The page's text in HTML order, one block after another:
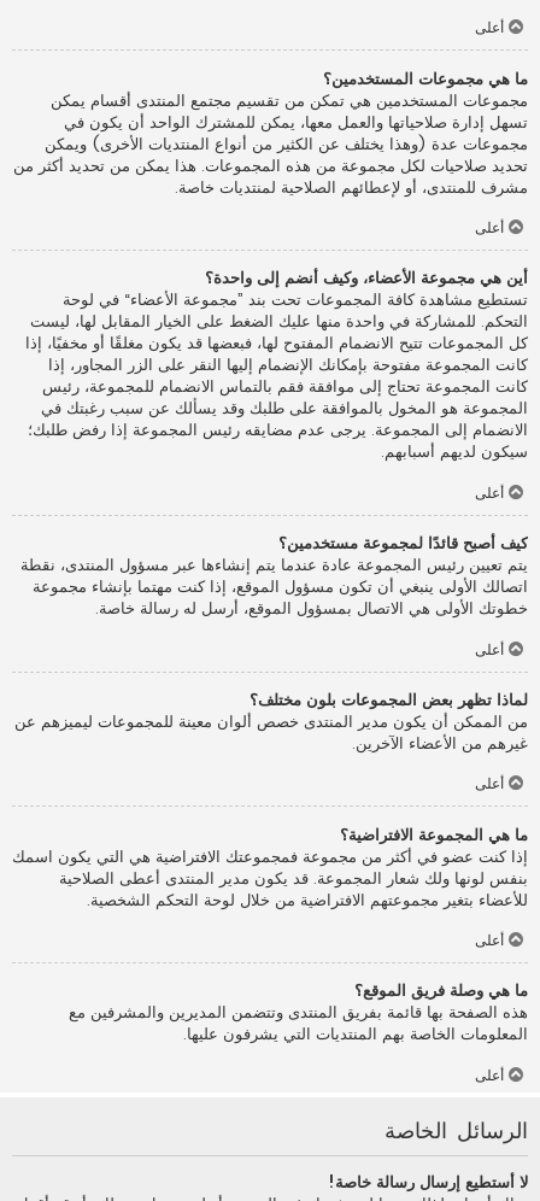
أعلى
ما هي مجموعات المستخدمين؟
مجموعات المستخدمين هي تمكن من تقسيم مجتمع المنتدى أقسام يمكن
تسهل إدارة صلاحياتها والعمل معها، يمكن للمشترك الواحد أن يكون في
مجموعات عدة (وهذا يختلف عن الكثير من أنواع المنتديات الأخرى) ويمكن
تحديد صلاحيات لكل مجموعة من هذه المجموعات. هذا يمكن من تحديد أكثر من
مشرف للمنتدى، أو لإعطائهم الصلاحية لمنتديات خاصة.
أعلى
أين هي مجموعة الأعضاء، وكيف أنضم إلى واحدة؟
تستطيع مشاهدة كافة المجموعات تحت بند ”مجموعة الأعضاء“ في لوحة
التحكم. للمشاركة في واحدة منها عليك الضغط على الخيار المقابل لها، ليست
كل المجموعات تتيح الانضمام المفتوح لها، فبعضها قد يكون مغلقًا أو مخفيًا، إذا
كانت المجموعة مفتوحة بإمكانك الإنضمام إليها النقر على الزر المجاور، إذا
كانت المجموعة تحتاج إلى موافقة فقم بالتماس الانضمام للمجموعة، رئيس
المجموعة هو المخول بالموافقة على طلبك وقد يسألك عن سبب رغبتك في
الانضمام إلى المجموعة. يرجى عدم مضايقه رئيس المجموعة إذا رفض طلبك؛
سيكون لديهم أسبابهم.
أعلى
كيف أصبح قائدًا لمجموعة مستخدمين؟
يتم تعيين رئيس المجموعة عادة عندما يتم إنشاءها عبر مسؤول المنتدى، نقطة
اتصالك الأولى ينبغي أن تكون مسؤول الموقع، إذا كنت مهتما بإنشاء مجموعة
خطوتك الأولى هي الاتصال بمسؤول الموقع، أرسل له رسالة خاصة.
أعلى
لماذا تظهر بعض المجموعات بلون مختلف؟
من الممكن أن يكون مدير المنتدى خصص ألوان معينة للمجموعات ليميزهم عن
غيرهم من الأعضاء الآخرين.
أعلى
ما هي المجموعة الافتراضية؟
إذا كنت عضو في أكثر من مجموعة فمجموعتك الافتراضية هي التي يكون اسمك
بنفس لونها ولك شعار المجموعة. قد يكون مدير المنتدى أعطى الصلاحية
للأعضاء بتغير مجموعتهم الافتراضية من خلال لوحة التحكم الشخصية.
أعلى
ما هي وصلة فريق الموقع؟
هذه الصفحة بها قائمة بفريق المنتدى وتتضمن المديرين والمشرفين مع
المعلومات الخاصة بهم المنتديات التي يشرفون عليها.
أعلى
الرسائل الخاصة
لا أستطيع إرسال رسالة خاصة!